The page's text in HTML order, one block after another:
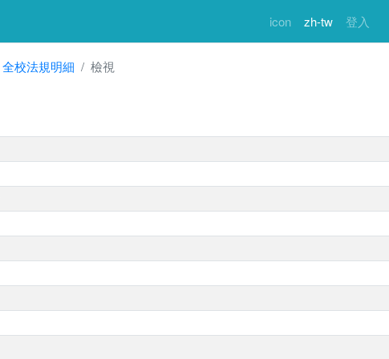
icon zh-tw 登入
全校法規明細 檢視